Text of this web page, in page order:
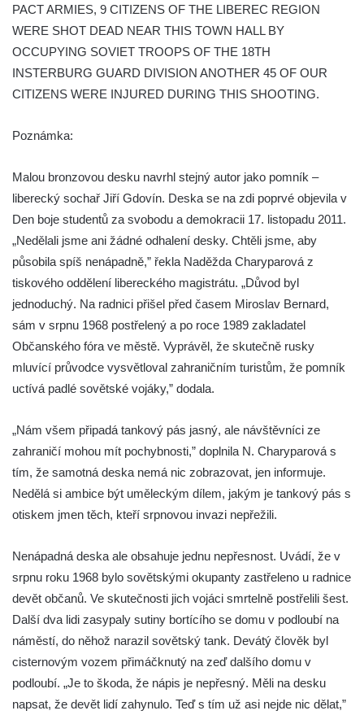
čp. 43 v Lužci nad Vltavou
Pomník obětem válek v ulici 1. máje v Lužci
Hrob Vladislava Neumana v Hostíně u
Pomník obětem válek před hřbitovem v
Hostíně u Vojkovic
Kenotaf Václava Floriána na hřbitově v
Lužci nad Vltavou
Hrob Václava Kufnera na hřbitově v Lužci
nad Vltavou
Pomník vojákům Rudé armády na hřbitově
v Lužci nad Vltavou
silnice severně od Lužce nad Vltavou
Kenotaf Alfeda Harnische na hřbitově v
Hrobčicích
Hrob vojáků Rudé armády na hřbitově v
Račicích
Hrob Jiřího Dovhomilji na hřbitově v
Račicích
Hrob Antonína Medáčka na hřbitově v
Račicích
PACT ARMIES, 9 CITIZENS OF THE LIBEREC REGION
WERE SHOT DEAD NEAR THIS TOWN HALL BY
OCCUPYING SOVIET TROOPS OF THE 18TH
INSTERBURG GUARD DIVISION ANOTHER 45 OF OUR
CITIZENS WERE INJURED DURING THIS SHOOTING.
Poznámka:
Malou bronzovou desku navrhl stejný autor jako pomník –
liberecký sochař Jiří Gdovín. Deska se na zdi poprvé objevila v
Den boje studentů za svobodu a demokracii 17. listopadu 2011.
„Nedělali jsme ani žádné odhalení desky. Chtěli jsme, aby
působila spíš nenápadně,” řekla Naděžda Charyparová z
tiskového oddělení libereckého magistrátu. „Důvod byl
jednoduchý. Na radnici přišel před časem Miroslav Bernard,
sám v srpnu 1968 postřelený a po roce 1989 zakladatel
Občanského fóra ve městě. Vyprávěl, že skutečně rusky
mluvící průvodce vysvětloval zahraničním turistům, že pomník
uctívá padlé sovětské vojáky,” dodala.
„Nám všem připadá tankový pás jasný, ale návštěvníci ze
zahraničí mohou mít pochybnosti,” doplnila N. Charyparová s
tím, že samotná deska nemá nic zobrazovat, jen informuje.
Nedělá si ambice být uměleckým dílem, jakým je tankový pás s
otiskem jmen těch, kteří srpnovou invazi nepřežili.
Nenápadná deska ale obsahuje jednu nepřesnost. Uvádí, že v
srpnu roku 1968 bylo sovětskými okupanty zastřeleno u radnice
devět občanů. Ve skutečnosti jich vojáci smrtelně postřelili šest.
Další dva lidi zasypaly sutiny bortícího se domu v podloubí na
náměstí, do něhož narazil sovětský tank. Devátý člověk byl
cisternovým vozem přimáčknutý na zeď dalšího domu v
podloubí. „Je to škoda, že nápis je nepřesný. Měli na desku
napsat, že devět lidí zahynulo. Teď s tím už asi nejde nic dělat,”